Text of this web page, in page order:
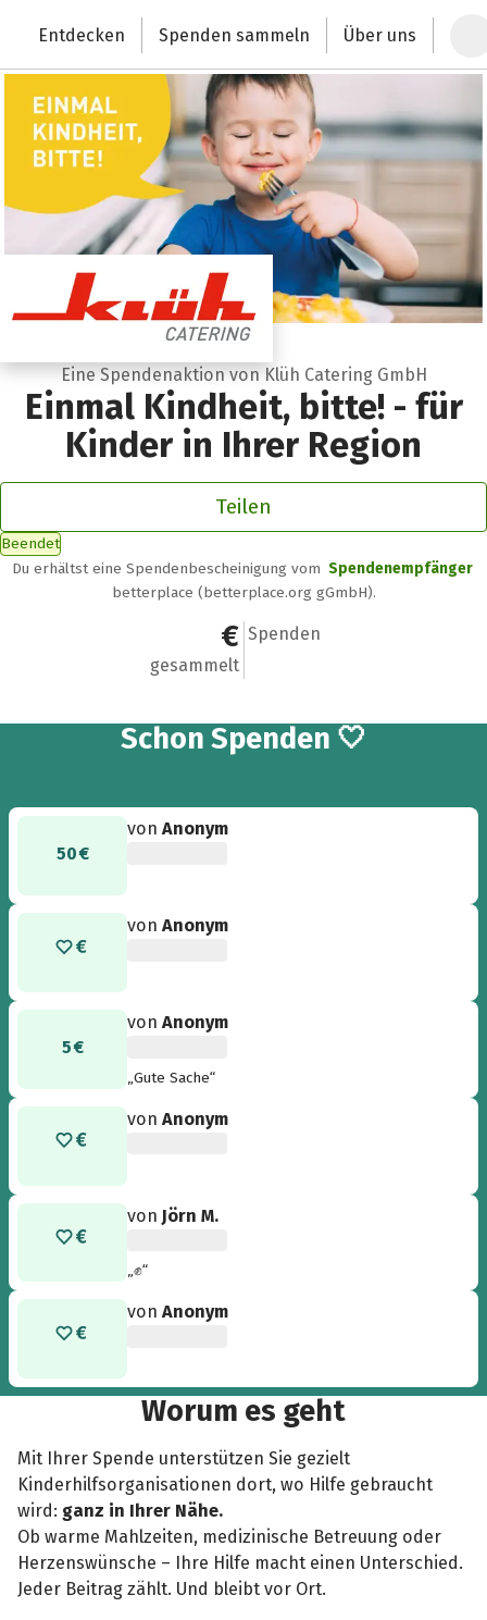
Deutschlands größte Spendenplattform
Entdecken Spenden sammeln Über uns
Eine Spendenaktion von Klüh Catering GmbH
Einmal Kindheit, bitte! - für
Kinder in Ihrer Region
Teilen
Beendet
Du erhältst eine Spendenbescheinigung vom Spendenempfänger
betterplace (betterplace.org gGmbH).
1.444,94 €
gesammelt
77
Spenden
Schon 77
Spenden 🤍
50 €
vonAnonym
vonAnonym
5 €
vonAnonym
„Gute Sache“
vonAnonym
von Jörn M.
„✊“
vonAnonym
Worum es geht
Mit Ihrer Spende unterstützen Sie gezielt
Kinderhilfsorganisationen dort, wo Hilfe gebraucht
wird: ganz in Ihrer Nähe.
Ob warme Mahlzeiten, medizinische Betreuung oder
Herzenswünsche – Ihre Hilfe macht einen Unterschied.
Jeder Beitrag zählt. Und bleibt vor Ort.